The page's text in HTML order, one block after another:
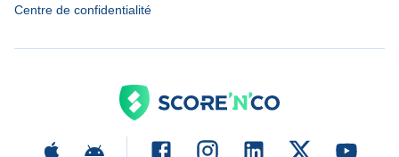
Centre de confidentialité